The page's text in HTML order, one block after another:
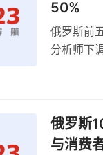
50%
俄罗斯前
分析师下
俄罗斯
与消费